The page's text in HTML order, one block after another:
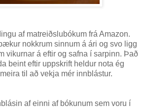
af matreiðslubókum frá Amazon.
nokkrum sinnum á ári og svo ligg
vikurnar á eftir og safna í sarpinn. Það
beint eftir uppskrift heldur nota ég
til að vekja mér innblástur.
af einni af bókunum sem voru í